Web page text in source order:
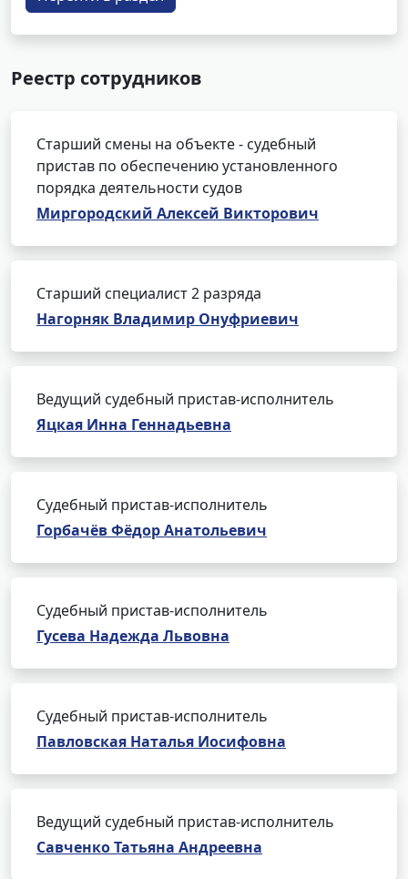
Реестр сотрудников
Старший смены на объекте - судебный
пристав по обеспечению установленного
порядка деятельности судов
Миргородский Алексей Викторович
Старший специалист 2 разряда
Нагорняк Владимир Онуфриевич
Ведущий судебный пристав-исполнитель
Яцкая Инна Геннадьевна
Судебный пристав-исполнитель
Горбачёв Фёдор Анатольевич
Судебный пристав-исполнитель
Гусева Надежда Львовна
Судебный пристав-исполнитель
Павловская Наталья Иосифовна
Ведущий судебный пристав-исполнитель
Савченко Татьяна Андреевна